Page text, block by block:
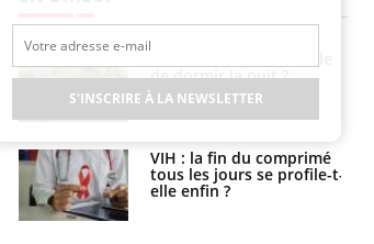
de dormir la nuit ?
VIH : la fin du comprimé
tous les jours se profile-t-
elle enfin ?
S'INSCRIRE À LA NEWSLETTER